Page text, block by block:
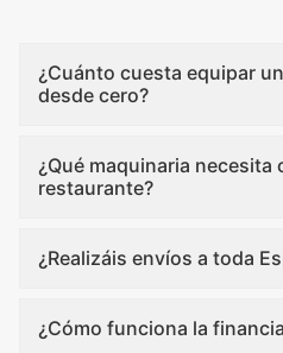
¿Cuánto cuesta equipar
desde cero?
¿Qué maquinaria
restaurante?
¿Realizáis envíos a toda
¿Cómo funciona la